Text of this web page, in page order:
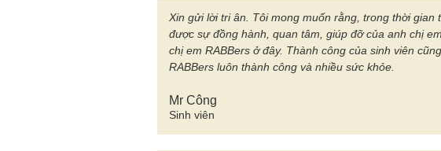
Xin gửi lời tri ân. Tôi mong muốn rằng, trong thời gian
được sự đồng hành, quan tâm, giúp đỡ của anh chị
chị em RABBers ở đây. Thành công của sinh viên
RABBers luôn thành công và nhiều sức khỏe.
Mr Công
Sinh viên